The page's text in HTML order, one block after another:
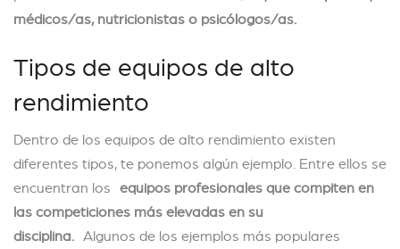
médicos/as, nutricionistas o psicólogos/as.
Tipos de equipos de alto
rendimiento
Dentro de los equipos de alto rendimiento existen
diferentes tipos, te ponemos algún ejemplo. Entre ellos se
encuentran los equipos profesionales que compiten en
las competiciones más elevadas en su
disciplina. Algunos de los ejemplos más populares